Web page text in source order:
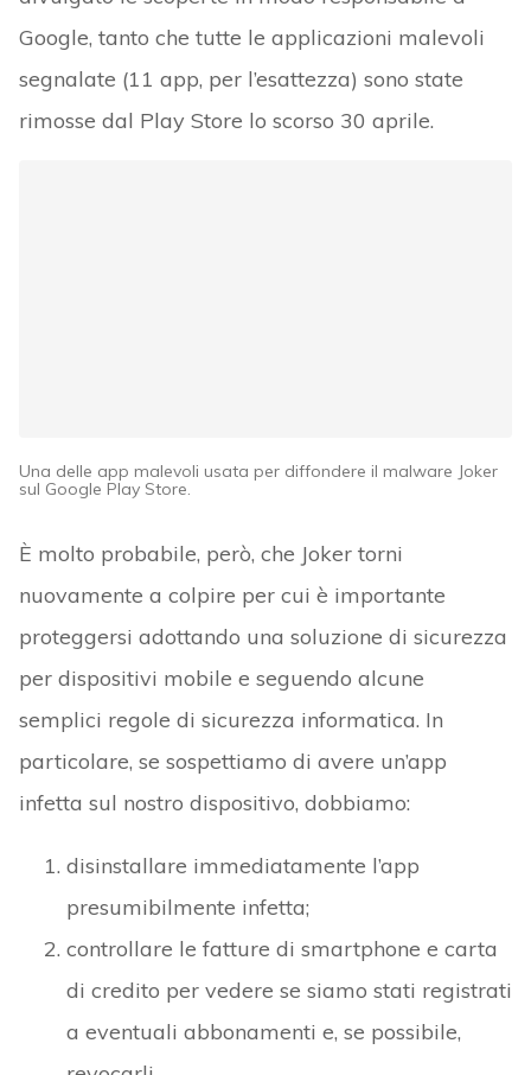
Google, tanto che tutte le applicazioni malevoli
segnalate (11 app, per l’esattezza) sono state
rimosse dal Play Store lo scorso 30 aprile.
Una delle app malevoli usata per diffondere il malware Joker
sul Google Play Store.
È molto probabile, però, che Joker torni
nuovamente a colpire per cui è importante
proteggersi adottando una soluzione di sicurezza
per dispositivi mobile e seguendo alcune
semplici regole di sicurezza informatica. In
particolare, se sospettiamo di avere un’app
infetta sul nostro dispositivo, dobbiamo:
disinstallare immediatamente l’app
presumibilmente infetta;
controllare le fatture di smartphone e carta
di credito per vedere se siamo stati registrati
a eventuali abbonamenti e, se possibile,